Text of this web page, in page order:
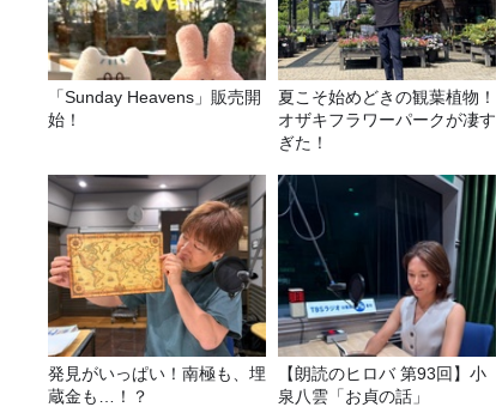
「Sunday Heavens」販売開
始！
夏こそ始めどきの観葉植物！
オザキフラワーパークが凄す
ぎた！
発見がいっぱい！南極も、埋
蔵金も…！？
【朗読のヒロバ 第93回】小
泉八雲「お貞の話」